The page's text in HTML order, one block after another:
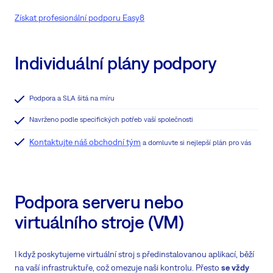
Získat profesionální podporu Easy8
Individuální plány podpory
Podpora a SLA šitá na míru
Navrženo podle specifických potřeb vaší společnosti
Kontaktujte náš obchodní tým a domluvte si nejlepší plán pro vás
Podpora serveru nebo
virtuálního stroje (VM)
I když poskytujeme virtuální stroj s předinstalovanou aplikací, běží
na vaší infrastruktuře, což omezuje naši kontrolu. Přesto se vždy